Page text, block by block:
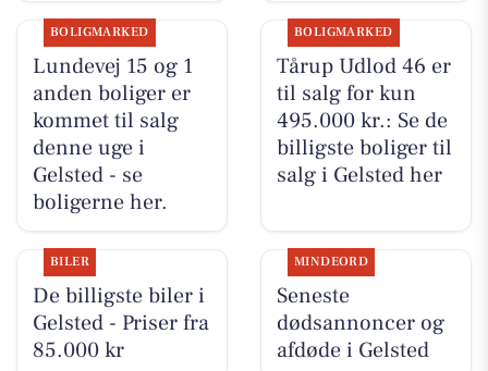
BOLIGMARKED
Lundevej 15 og 1
anden boliger er
kommet til salg
denne uge i
Gelsted - se
boligerne her.
BOLIGMARKED
Tårup Udlod 46 er
til salg for kun
495.000 kr.: Se de
billigste boliger til
salg i Gelsted her
BILER
De billigste biler i
Gelsted - Priser fra
85.000 kr
MINDEORD
Seneste
dødsannoncer og
afdøde i Gelsted